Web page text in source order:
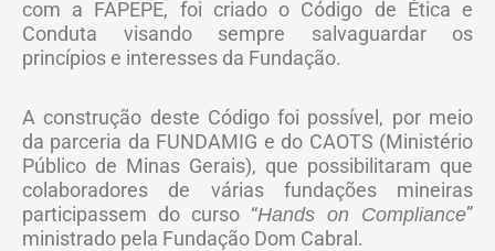
com a FAPEPE, foi criado o Código de Ética e
Conduta visando sempre salvaguardar os
princípios e interesses da Fundação.
A construção deste Código foi possível, por meio
da parceria da FUNDAMIG e do CAOTS (Ministério
Público de Minas Gerais), que possibilitaram que
colaboradores de várias fundações mineiras
participassem do curso “Hands on Compliance”
ministrado pela Fundação Dom Cabral.